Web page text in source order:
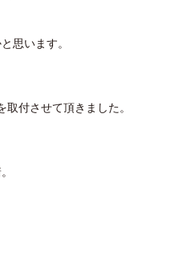
思います。
付させて頂きました。